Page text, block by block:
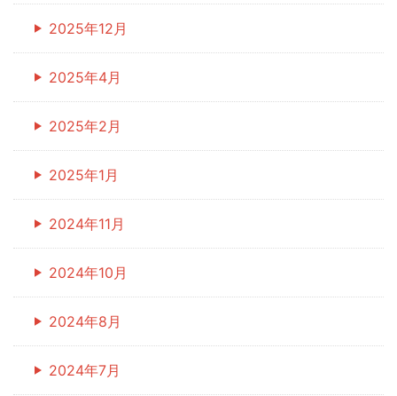
2025年12月
2025年4月
2025年2月
2025年1月
2024年11月
2024年10月
2024年8月
2024年7月